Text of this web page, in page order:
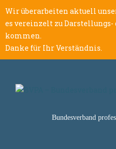
Wir überarbeiten aktuell
es vereinzelt zu
kommen.
Danke für Ihr Verständnis.
Bundesverband